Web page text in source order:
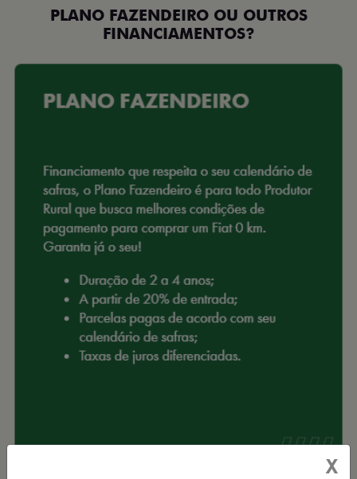
PLANO FAZENDEIRO OU OUTROS
FINANCIAMENTOS?
X